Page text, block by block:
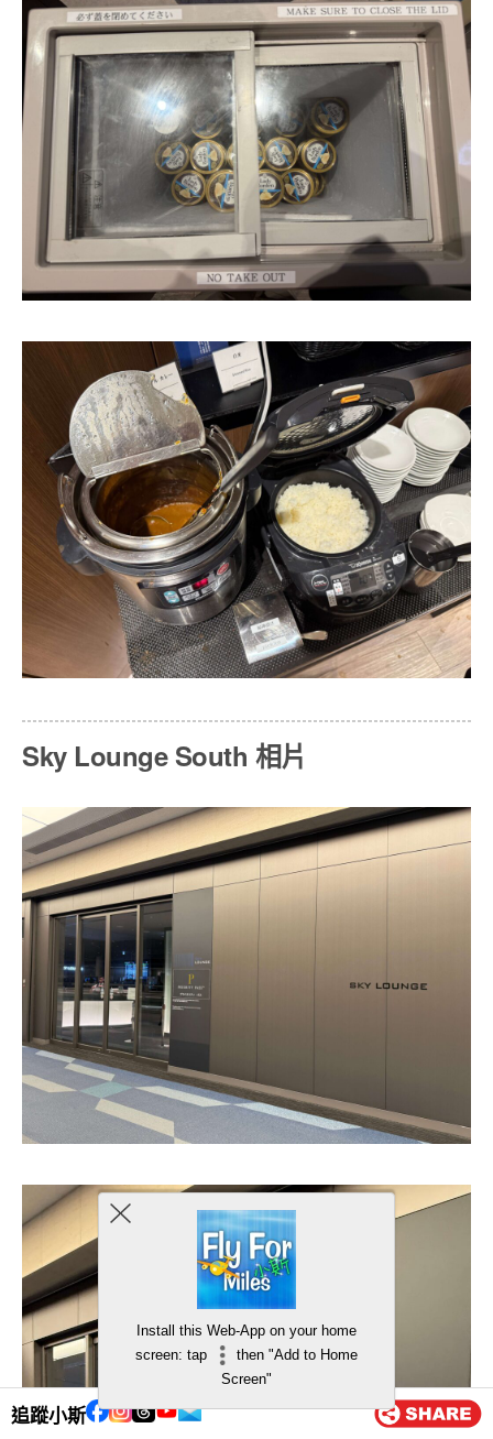
追蹤小斯
Sky Lounge South 相片
Install this Web-App on your home
screen: tap
then "Add to Home
Screen"